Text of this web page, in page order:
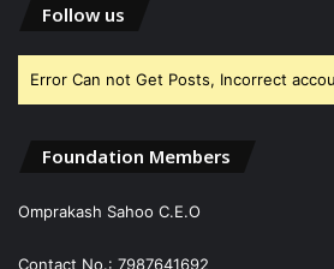
Follow us
Error Can not Get Posts, Incorrect
Foundation Members
Omprakash Sahoo C.E.O
Contact No.: 7987641692